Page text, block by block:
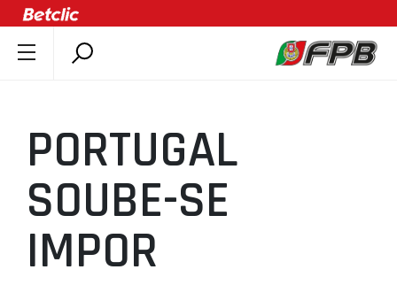
ÚLTIMAS
COMPETIÇÕES
ASSOCIAÇÕES
CLUBES
AGENTES
PORTUGAL
SOUBE-SE
IMPOR